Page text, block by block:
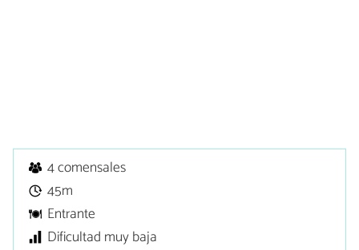
4 comensales
45m
Entrante
Dificultad muy baja